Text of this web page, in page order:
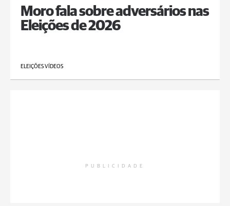
Moro fala sobre adversários nas
Eleições de 2026
ELEIÇÕES VÍDEOS
PUBLICIDADE